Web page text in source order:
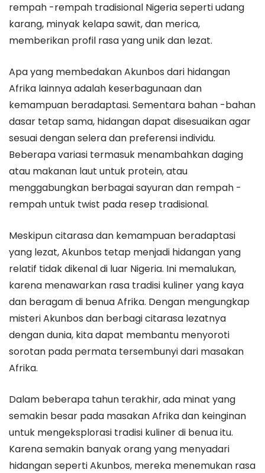
rempah -rempah tradisional Nigeria seperti udang
karang, minyak kelapa sawit, dan merica,
memberikan profil rasa yang unik dan lezat.
Apa yang membedakan Akunbos dari hidangan
Afrika lainnya adalah keserbagunaan dan
kemampuan beradaptasi. Sementara bahan -bahan
dasar tetap sama, hidangan dapat disesuaikan agar
sesuai dengan selera dan preferensi individu.
Beberapa variasi termasuk menambahkan daging
atau makanan laut untuk protein, atau
menggabungkan berbagai sayuran dan rempah -
rempah untuk twist pada resep tradisional.
Meskipun citarasa dan kemampuan beradaptasi
yang lezat, Akunbos tetap menjadi hidangan yang
relatif tidak dikenal di luar Nigeria. Ini memalukan,
karena menawarkan rasa tradisi kuliner yang kaya
dan beragam di benua Afrika. Dengan mengungkap
misteri Akunbos dan berbagi citarasa lezatnya
dengan dunia, kita dapat membantu menyoroti
sorotan pada permata tersembunyi dari masakan
Afrika.
Dalam beberapa tahun terakhir, ada minat yang
semakin besar pada masakan Afrika dan keinginan
untuk mengeksplorasi tradisi kuliner di benua itu.
Karena semakin banyak orang yang menyadari
hidangan seperti Akunbos, mereka menemukan rasa